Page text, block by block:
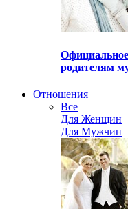
родителям
Отношения
Все
Для Женщин
Для Мужчин